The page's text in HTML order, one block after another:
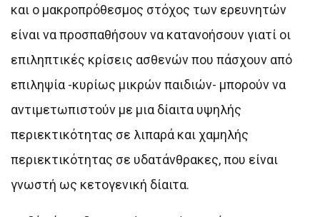
και ο μακροπρόθεσμος στόχος των ερευνητών
είναι να προσπαθήσουν να κατανοήσουν γιατί οι
επιληπτικές κρίσεις ασθενών που πάσχουν από
επιληψία -κυρίως μικρών παιδιών- μπορούν να
αντιμετωπιστούν με μια δίαιτα υψηλής
περιεκτικότητας σε λιπαρά και χαμηλής
περιεκτικότητας σε υδατάνθρακες, που είναι
γνωστή ως κετογενική δίαιτα.